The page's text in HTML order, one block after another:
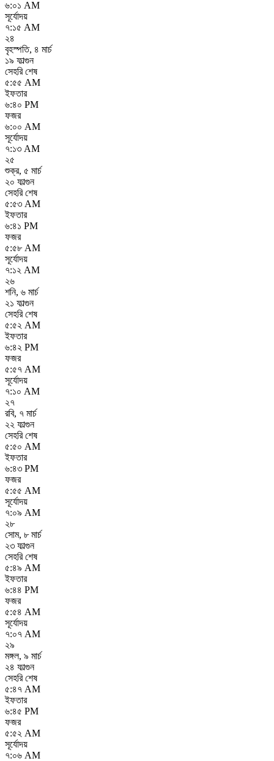
৬:০১ AM
সূর্যোদয়
৭:১৫ AM
২৪
বৃহস্পতি, ৪ মার্চ
১৯ ফাল্গুন
সেহরি শেষ
৫:৫৫ AM
ইফতার
৬:৪০ PM
ফজর
৬:০০ AM
সূর্যোদয়
৭:১৩ AM
২৫
শুক্র, ৫ মার্চ
২০ ফাল্গুন
সেহরি শেষ
৫:৫৩ AM
ইফতার
৬:৪১ PM
ফজর
৫:৫৮ AM
সূর্যোদয়
৭:১২ AM
২৬
শনি, ৬ মার্চ
২১ ফাল্গুন
সেহরি শেষ
৫:৫২ AM
ইফতার
৬:৪২ PM
ফজর
৫:৫৭ AM
সূর্যোদয়
৭:১০ AM
২৭
রবি, ৭ মার্চ
২২ ফাল্গুন
সেহরি শেষ
৫:৫০ AM
ইফতার
৬:৪৩ PM
ফজর
৫:৫৫ AM
সূর্যোদয়
৭:০৯ AM
২৮
সোম, ৮ মার্চ
২৩ ফাল্গুন
সেহরি শেষ
৫:৪৯ AM
ইফতার
৬:৪৪ PM
ফজর
৫:৫৪ AM
সূর্যোদয়
৭:০৭ AM
২৯
মঙ্গল, ৯ মার্চ
২৪ ফাল্গুন
সেহরি শেষ
৫:৪৭ AM
ইফতার
৬:৪৫ PM
ফজর
৫:৫২ AM
সূর্যোদয়
৭:০৬ AM